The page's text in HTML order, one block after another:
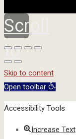
Scroll
to
top
Skip to content
Open toolbar
Accessibility Tools
Increase Text